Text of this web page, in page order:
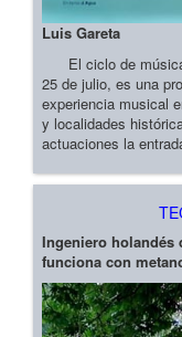
Luis Gareta
El ciclo de música
25 de julio, es una
experiencia musical
y localidades
actuaciones la
Ingeniero holandés
funciona con